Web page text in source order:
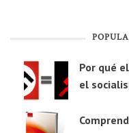
Por qué
el